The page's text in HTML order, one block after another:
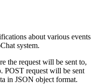
about various events
system.
the request will be sent to,
POST request will be sent
in JSON object format.